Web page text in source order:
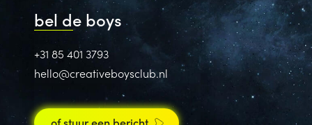
bel de boys
+31 85 401 3793
hello@creativeboysclub.nl